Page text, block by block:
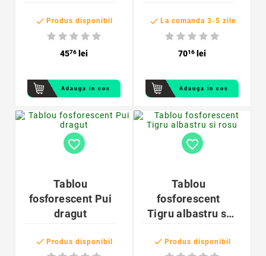
 Produs disponibil
4576 lei
Adauga in cos
 La comanda 3-5 zile
7016 lei
Adauga in cos
favorite_border
Tablou
fosforescent Pui
dragut
 Produs disponibil
favorite_border
Tablou
fosforescent
Tigru albastru si
 Produs disponibil